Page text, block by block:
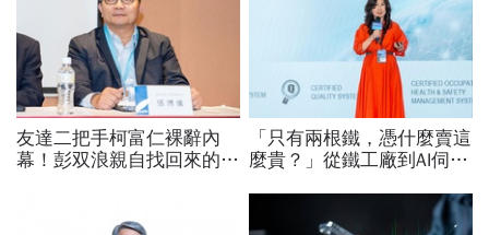
友達二把手柯富仁裸辭內
幕！彭双浪親自找回來的接
「只有兩根鐵，憑什麼賣這
麼貴？」從鐵工廠到AI伺服